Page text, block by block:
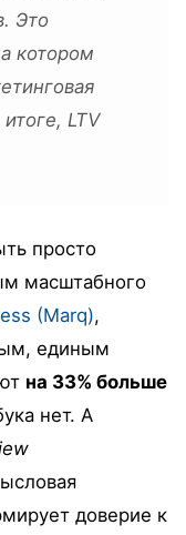
Это
котором
LTV
просто
масштабного
(Marq),
единым
на 33% больше
нет. А
доверие к